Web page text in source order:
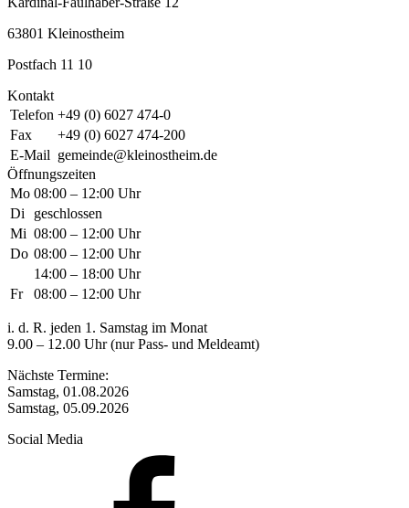
63801 Kleinostheim
Postfach 11 10
Kontakt
Telefon +49 (0) 6027 474-0
Fax
+49 (0) 6027 474-200
E-Mail gemeinde@kleinostheim.de
Öffnungszeiten
Mo 08:00 – 12:00 Uhr
Di
geschlossen
Mi 08:00 – 12:00 Uhr
Do 08:00 – 12:00 Uhr
14:00 – 18:00 Uhr
Fr
08:00 – 12:00 Uhr
i. d. R. jeden 1. Samstag im Monat
9.00 – 12.00 Uhr (nur Pass- und Meldeamt)
Nächste Termine:
Samstag, 01.08.2026
Samstag, 05.09.2026
Social Media